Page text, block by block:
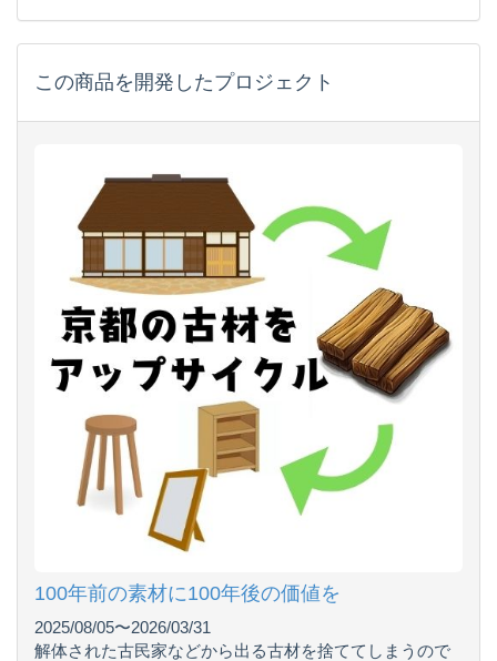
この商品を開発したプロジェクト
100年前の素材に100年後の価値を
2025/08/05〜2026/03/31
解体された古民家などから出る古材を捨ててしまうので